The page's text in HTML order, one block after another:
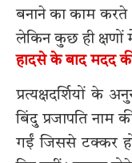
बनाने का काम करते
लेकिन कुछ ही क्षणों
हादसे के बाद मदद
प्रत्यक्षदर्शियों के
बिंदु प्रजापति
गईं जिससे टक्कर